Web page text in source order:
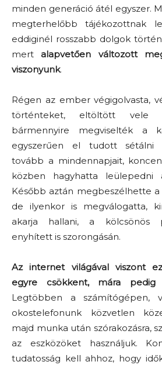
minden generáció átél egyszer.
megterhelőbb tájékozottnak
eddiginél rosszabb dolgok
mert alapvetően változott
viszonyunk.
Régen az ember végigolvasta,
történteket, eltöltött vele
bármennyire megviselték a
egyszerűen el tudott sétálni
tovább a mindennapjait,
közben hagyhatta leülepedni
Később aztán megbeszélhette
de ilyenkor is megválogatta,
akarja hallani, a kölcsönös
enyhített is szorongásán.
Az internet világával viszont
egyre csökkent, mára pedig
Legtöbben a számítógépen,
okostelefonunk közvetlen
majd munka után szórakozásra,
az eszközöket használjuk.
tudatosság kell ahhoz, hogy